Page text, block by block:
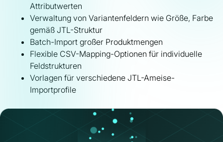
Attributwerten
Verwaltung von Variantenfeldern wie Größe, Farbe
gemäß JTL-Struktur
Batch-Import großer Produktmengen
Flexible CSV-Mapping-Optionen für individuelle
Feldstrukturen
Vorlagen für verschiedene JTL-Ameise-
Importprofile